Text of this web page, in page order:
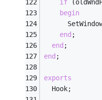
if
begin
end ;
end ;
end ;
exports
  Hook;